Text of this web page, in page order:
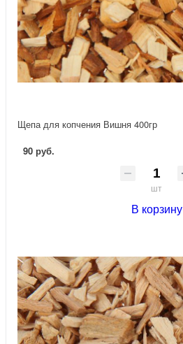
Щепа для копчения Вишня 400гр
90 руб.
шт
В корзину